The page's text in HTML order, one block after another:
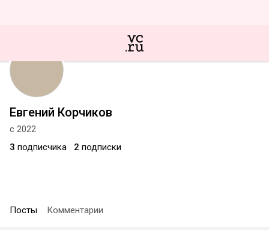
Евгений Корчиков
с 2022
3 подписчика 2 подписки
Посты Комментарии